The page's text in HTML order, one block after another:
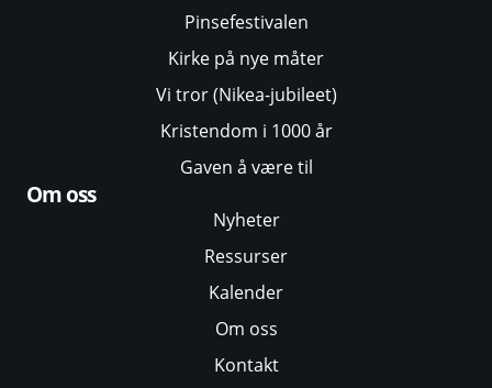
Pinsefestivalen
Kirke på nye måter
Vi tror (Nikea-jubileet)
Kristendom i 1000 år
Gaven å være til
Om oss
Nyheter
Ressurser
Kalender
Om oss
Kontakt